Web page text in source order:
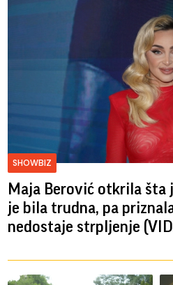
SHOWBIZ
Maja Berović otkrila šta
je bila trudna, pa
nedostaje strpljenje